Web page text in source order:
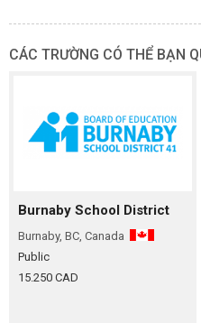
CÁC TRƯỜNG CÓ THỂ BẠN
Burnaby School District
Burnaby, BC, Canada
Public
15.250 CAD